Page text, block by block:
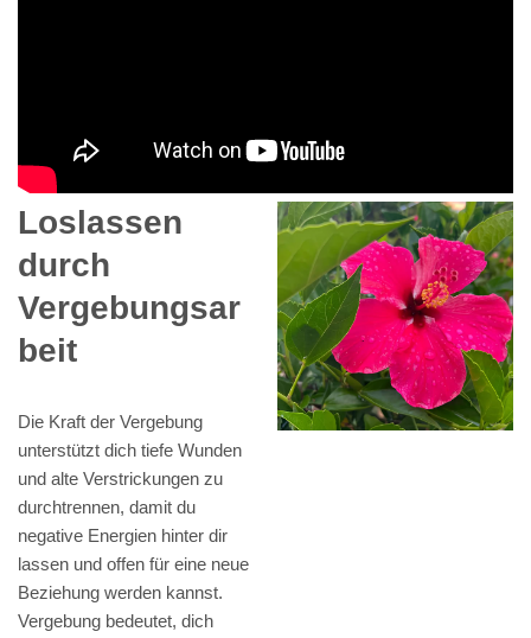
Loslassen
durch
Vergebungsar
beit
Die Kraft der Vergebung
unterstützt dich tiefe Wunden
und alte Verstrickungen zu
durchtrennen, damit du
negative Energien hinter dir
lassen und offen für eine neue
Beziehung werden kannst.
Vergebung bedeutet, dich